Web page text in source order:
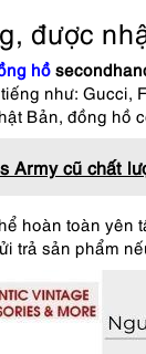
được
hồ
như: Gucci,
Bản, đồng
Army cũ chất
hoàn toàn
trả sản phẩm